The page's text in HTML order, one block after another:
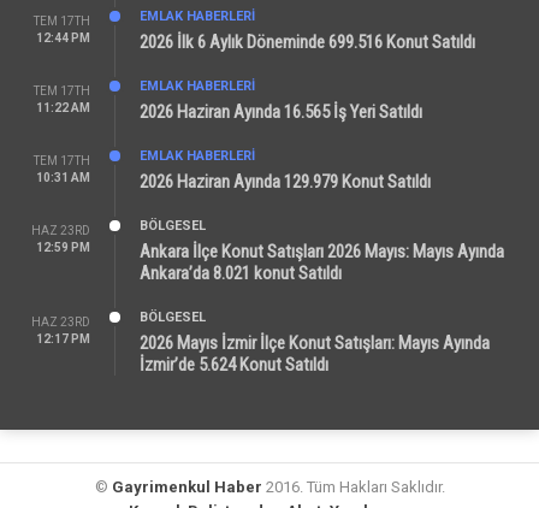
TEM 17TH
12:44 PM
EMLAK HABERLERI
2026 İlk 6 Aylık Döneminde 699.516 Konut Satıldı
TEM 17TH
11:22 AM
EMLAK HABERLERI
2026 Haziran Ayında 16.565 İş Yeri Satıldı
TEM 17TH
10:31 AM
EMLAK HABERLERI
2026 Haziran Ayında 129.979 Konut Satıldı
HAZ 23RD
12:59 PM
BÖLGESEL
Ankara İlçe Konut Satışları 2026 Mayıs: Mayıs Ayında
Ankara’da 8.021 konut Satıldı
HAZ 23RD
12:17 PM
BÖLGESEL
2026 Mayıs İzmir İlçe Konut Satışları: Mayıs Ayında
İzmir’de 5.624 Konut Satıldı
© Gayrimenkul Haber 2016. Tüm Hakları Saklıdır.